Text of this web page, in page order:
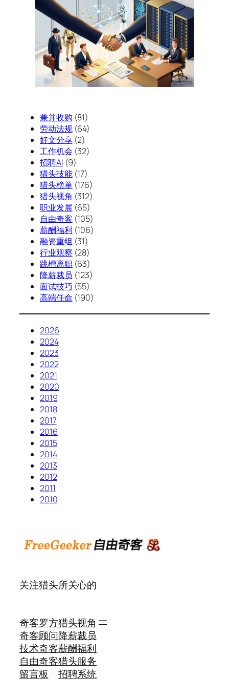
兼并收购 (81)
劳动法规(64)
好文分享(2)
工作机会 (32)
招聘AI (9)
猎头技能(17)
猎头榜单(176)
猎头视角 (312)
职业发展 (65)
自由奇客 (105)
薪酬福利 (106)
融资重组 (31)
行业观察 (28)
跳槽离职(63)
降薪裁员 (123)
面试技巧 (55)
高端任命 (190)
2026
2024
2023
2022
2021
2020
2019
2018
2017
2016
2015
2014
2013
2012
2011
2010
关注猎头所关心的
奇客罗方
奇客顾问
技术奇客
自由奇客
留言板
猎头视角
降薪裁员
薪酬福利
猎头服务
招聘系统